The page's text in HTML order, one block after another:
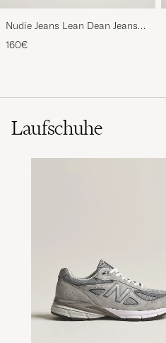
Nudie Jeans Lean Dean Jeans
Lost Orange
160€
Laufschuhe